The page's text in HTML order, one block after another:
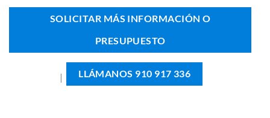
SOLICITAR MÁS INFORMACIÓN O
PRESUPUESTO
| LLÁMANOS 910 917 336